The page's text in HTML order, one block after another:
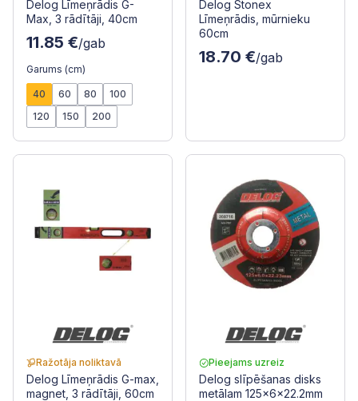
Delog Līmeņrādis G-
Max, 3 rādītāji, 40cm
11.85 €/gab
Garums (cm)
40 60 80
100
120
150 200
Delog Stonex
Līmeņrādis, mūrnieku
60cm
18.70 €/gab
Ražotāja noliktavā
Delog Līmeņrādis G-max,
magnet, 3 rādītāji, 60cm
Pieejams uzreiz
Delog slīpēšanas disks
metālam 125x6x22.2mm